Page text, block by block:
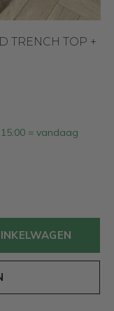
TRENCH TOP +
= vandaag